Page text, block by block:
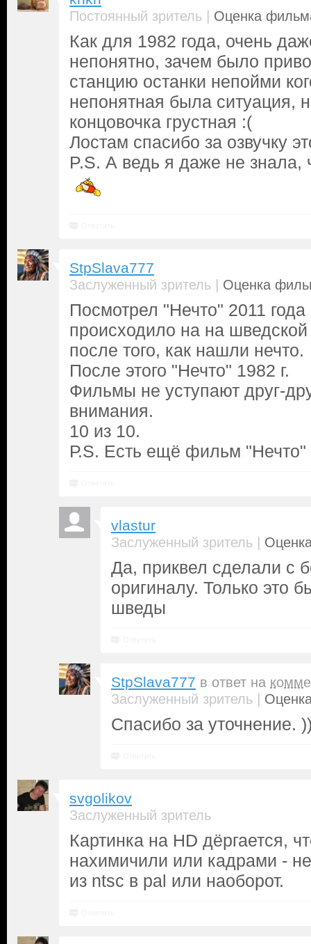
Постоянный зритель | Оценка
Как для 1982 года, очень
непонятно, зачем было
станцию останки непойми
непонятная была ситуация,
концовочка грустная :(
Лостам спасибо за озвучку
P.S. А ведь я даже не знала,
StpSlava777
Заслуженный зритель | Оценка
Посмотрел "Нечто" 2011 года
происходило на на шведской
после того, как нашли нечто.
После этого "Нечто" 1982 г.
Фильмы не уступают друг-
внимания.
10 из 10.
Р.S. Есть ещё фильм
vlastur
Заслуженный зритель |
Да, приквел сделали с
оригиналу. Только это
шведы
StpSlava777 в ответ на
Заслуженный зритель |
Спасибо за уточнение.
svgolikov
Заслуженный зритель
Картинка на HD дёргается,
нахимичили или кадрами -
из ntsc в pal или наоборот.